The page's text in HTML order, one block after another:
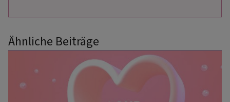
Ähnliche Beiträge